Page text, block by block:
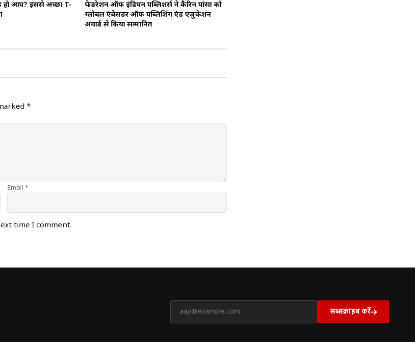
हो आप? इससे अच्छा T-
फेडरेशन ऑफ इंडियन पब्लिशर्स ने कैरिन पांसा को
ग्लोबल एंबेसडर ऑफ पब्लिशिंग एंड एजुकेशन
अवार्ड से किया सम्मानित
*
Email *
time I comment.
सब्सक्राइब करें